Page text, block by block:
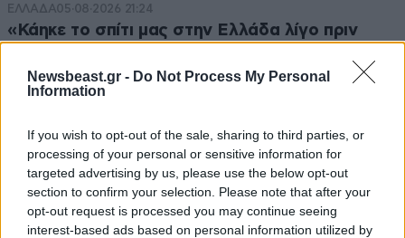
Newsbeast.gr - Do Not Process My Personal
Information
If you wish to opt-out of the sale, sharing to third parties, or
processing of your personal or sensitive information for
targeted advertising by us, please use the below opt-out
section to confirm your selection. Please note that after your
opt-out request is processed you may continue seeing
interest-based ads based on personal information utilized by
Λευκος πυργος
εκατομυρια και το καναλι θα της τα σκαει? Οι εποχες
που τραβαγες ελενιτσα τον κοντομηνα και τον
κεφαλι σηκωσες την έτσουξε που δεν πηγαν οι
καμερες του καναλιου να την παρουν συνεντευξη
σιγα το [...] θελει να δωσει και συνεντευξη αντε απο
κει περα καντε την στην ακρη την αχορταγη βουλιαξε
στο χρημα κι ακόμα ζηταει με τις [...] της ηθελε και
ΕΛΛΑΔΑ05·08·2026 21:24
«Κάηκε το σπίτι μας στην Ελλάδα λίγο πριν
από τη Βρετανία που είδε το όνειρο ζωής να
γίνεται στάχτη